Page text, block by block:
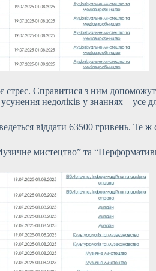
стрес. Справитися з ним
недоліків у знаннях – усе
віддати 63500 гривень. Те
мистецтво” та